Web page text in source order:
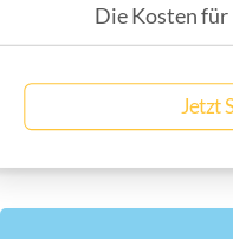
Die Kosten für
Jetzt